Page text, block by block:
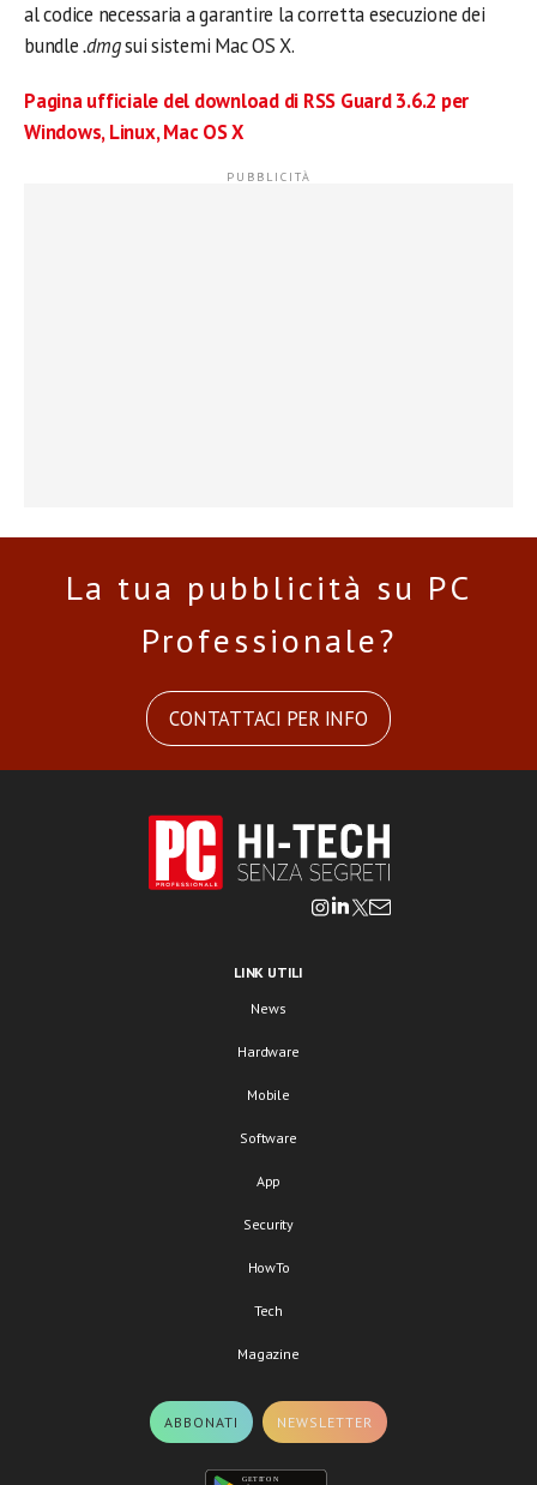
al codice necessaria a garantire la corretta esecuzione dei
bundle.dmgsui sistemi Mac OS X.
Pagina ufficiale del download di RSS Guard 3.6.2 per
Windows, Linux, Mac OS X
La tua pubblicità su PC
Professionale?
CONTATTACI PER INFO
LINK UTILI
News
Hardware
Mobile
Software
App
Security
HowTo
Tech
Magazine
ABBONATI NEWSLETTER